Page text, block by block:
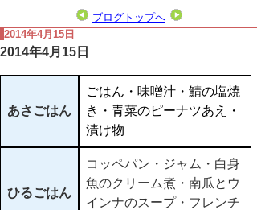
ブログトップへ
2014年4月15日
2014年4月15日
あさごはん
ごはん・味噌汁・鯖の塩焼
き・青菜のピーナツあえ・
漬け物
ひるごはん
コッペパン・ジャム・白身
魚のクリーム煮・南瓜とウ
インナのスープ・フレンチ